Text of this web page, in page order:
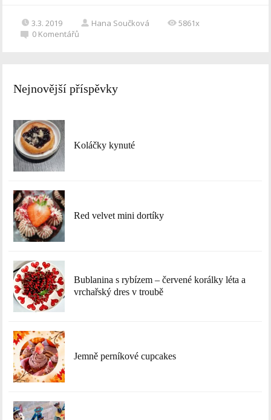
3.3. 2019 Hana Součková
5861x
0 Komentářů
Nejnovější příspěvky
Koláčky kynuté
Red velvet mini dortíky
Bublanina s rybízem – červené korálky léta a
vrchařský dres v troubě
Jemně perníkové cupcakes